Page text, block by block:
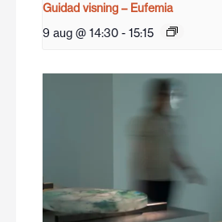
Guidad visning – Eufemia
9 aug @ 14:30 - 15:15